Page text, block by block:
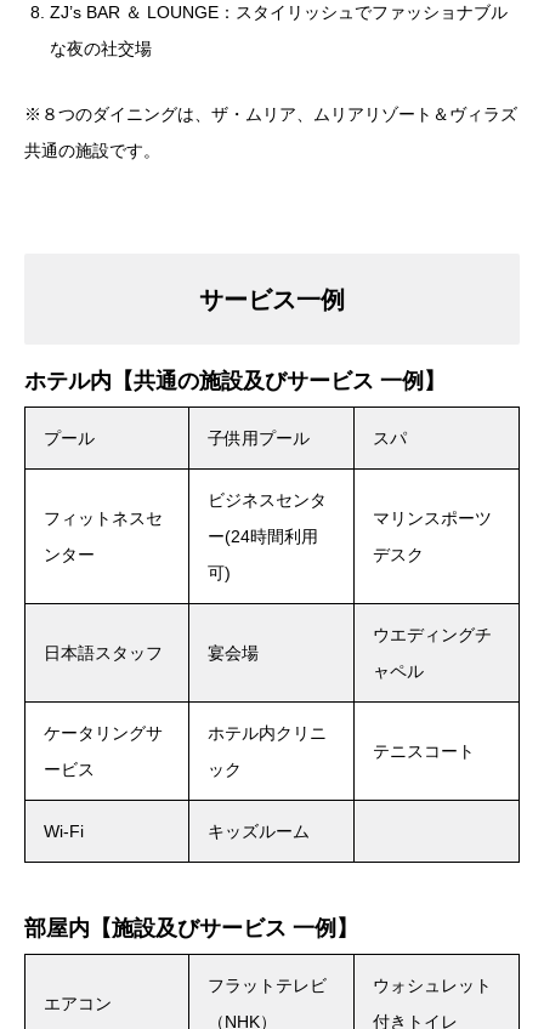
ZJ’s BAR ＆ LOUNGE：スタイリッシュでファッショナブル
な夜の社交場
※８つのダイニングは、ザ・ムリア、ムリアリゾート＆ヴィラズ
共通の施設です。
サービス一例
ホテル内【共通の施設及びサービス 一例】
プール 子供用プール スパ
フィットネスセ
ンター
ビジネスセンタ
ー(24時間利用
可)
マリンスポーツ
デスク
日本語スタッフ 宴会場
ウエディングチ
ャペル
ケータリングサ
ービス
ホテル内クリニ
ック
テニスコート
Wi-Fi キッズルーム
部屋内【施設及びサービス 一例】
エアコン
フラットテレビ
（NHK）
ウォシュレット
付きトイレ